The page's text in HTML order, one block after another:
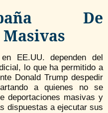
De
EE.UU. dependen del
lo que ha permitido a
Donald Trump despedir
a quienes no se
deportaciones masivas y
dispuestas a ejecutar sus